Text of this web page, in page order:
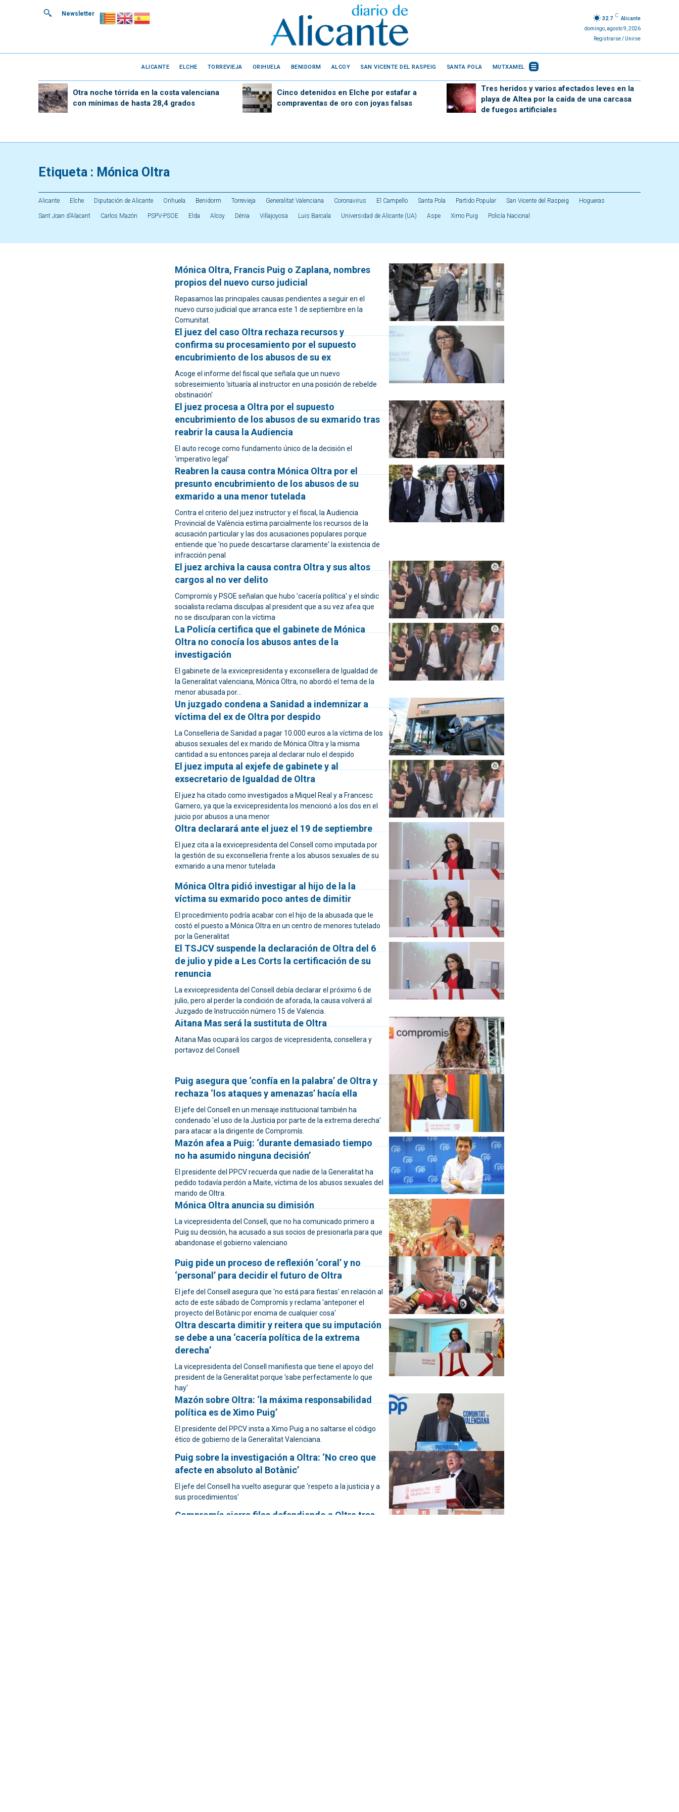
Newsletter
32.7
C
Alicante
domingo, agosto 9, 2026
Registrarse / Unirse
ALICANTE ELCHE TORREVIEJA ORIHUELA BENIDORM ALCOY SAN VICENTE DEL RASPEIG SANTA POLA MUTXAMEL
Otra noche tórrida en la costa valenciana
con mínimas de hasta 28,4 grados
Cinco detenidos en Elche por estafar a
compraventas de oro con joyas falsas
Tres heridos y varios afectados leves en la
playa de Altea por la caída de una carcasa
de fuegos artificiales
Etiqueta : Mónica Oltra
Alicante Elche Diputación de Alicante Orihuela Benidorm Torrevieja Generalitat Valenciana Coronavirus El Campello Santa Pola Partido Popular San Vicente del Raspeig Hogueras
Sant Joan d’Alacant Carlos Mazón PSPV-PSOE Elda Alcoy Dénia Villajoyosa Luis Barcala Universidad de Alicante (UA) Aspe Ximo Puig Policía Nacional
Mónica Oltra, Francis Puig o Zaplana, nombres
propios del nuevo curso judicial
Repasamos las principales causas pendientes a seguir en el
nuevo curso judicial que arranca este 1 de septiembre en la
Comunitat.
El juez del caso Oltra rechaza recursos y
confirma su procesamiento por el supuesto
encubrimiento de los abusos de su ex
Acoge el informe del fiscal que señala que un nuevo
sobreseimiento 'situaría al instructor en una posición de rebelde
obstinación'
El juez procesa a Oltra por el supuesto
encubrimiento de los abusos de su exmarido tras
reabrir la causa la Audiencia
El auto recoge como fundamento único de la decisión el
'imperativo legal'
Reabren la causa contra Mónica Oltra por el
presunto encubrimiento de los abusos de su
exmarido a una menor tutelada
Contra el criterio del juez instructor y el fiscal, la Audiencia
Provincial de València estima parcialmente los recursos de la
acusación particular y las dos acusaciones populares porque
entiende que 'no puede descartarse claramente' la existencia de
infracción penal
El juez archiva la causa contra Oltra y sus altos
cargos al no ver delito
Compromís y PSOE señalan que hubo 'cacería política' y el síndic
socialista reclama disculpas al president que a su vez afea que
no se disculparan con la víctima
La Policía certifica que el gabinete de Mónica
Oltra no conocía los abusos antes de la
investigación
El gabinete de la exvicepresidenta y exconsellera de Igualdad de
la Generalitat valenciana, Mónica Oltra, no abordó el tema de la
menor abusada por...
Un juzgado condena a Sanidad a indemnizar a
víctima del ex de Oltra por despido
La Conselleria de Sanidad a pagar 10.000 euros a la víctima de los
abusos sexuales del ex marido de Mónica Oltra y la misma
cantidad a su entonces pareja al declarar nulo el despido
El juez imputa al exjefe de gabinete y al
exsecretario de Igualdad de Oltra
El juez ha citado como investigados a Miquel Real y a Francesc
Gamero, ya que la exvicepresidenta los mencionó a los dos en el
juicio por abusos a una menor
Oltra declarará ante el juez el 19 de septiembre
El juez cita a la exvicepresidenta del Consell como imputada por
la gestión de su exconselleria frente a los abusos sexuales de su
exmarido a una menor tutelada
Mónica Oltra pidió investigar al hijo de la la
víctima su exmarido poco antes de dimitir
El procedimiento podría acabar con el hijo de la abusada que le
costó el puesto a Mónica Oltra en un centro de menores tutelado
por la Generalitat
El TSJCV suspende la declaración de Oltra del 6
de julio y pide a Les Corts la certificación de su
renuncia
La exvicepresidenta del Consell debía declarar el próximo 6 de
julio, pero al perder la condición de aforada, la causa volverá al
Juzgado de Instrucción número 15 de Valencia.
Aitana Mas será la sustituta de Oltra
Aitana Mas ocupará los cargos de vicepresidenta, consellera y
portavoz del Consell
Puig asegura que ‘confía en la palabra’ de Oltra y
rechaza ‘los ataques y amenazas’ hacía ella
El jefe del Consell en un mensaje institucional también ha
condenado 'el uso de la Justicia por parte de la extrema derecha'
para atacar a la dirigente de Compromís.
Mazón afea a Puig: ‘durante demasiado tiempo
no ha asumido ninguna decisión’
El presidente del PPCV recuerda que nadie de la Generalitat ha
pedido todavía perdón a Maite, víctima de los abusos sexuales del
marido de Oltra.
Mónica Oltra anuncia su dimisión
La vicepresidenta del Consell, que no ha comunicado primero a
Puig su decisión, ha acusado a sus socios de presionarla para que
abandonase el gobierno valenciano
Puig pide un proceso de reflexión ‘coral’ y no
‘personal’ para decidir el futuro de Oltra
El jefe del Consell asegura que 'no está para fiestas' en relación al
acto de este sábado de Compromís y reclama 'anteponer el
proyecto del Botànic por encima de cualquier cosa'
Oltra descarta dimitir y reitera que su imputación
se debe a una ‘cacería política de la extrema
derecha’
La vicepresidenta del Consell manifiesta que tiene el apoyo del
president de la Generalitat porque 'sabe perfectamente lo que
hay'
Mazón sobre Oltra: ‘la máxima responsabilidad
política es de Ximo Puig’
El presidente del PPCV insta a Ximo Puig a no saltarse el código
ético de gobierno de la Generalitat Valenciana.
Puig sobre la investigación a Oltra: ‘No creo que
afecte en absoluto al Botànic’
El jefe del Consell ha vuelto asegurar que 'respeto a la justicia y a
sus procedimientos'
Compromís cierra filas defendiendo a Oltra tras